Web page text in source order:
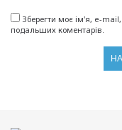
Зберегти моє ім'я, e-
подальших коментарів.